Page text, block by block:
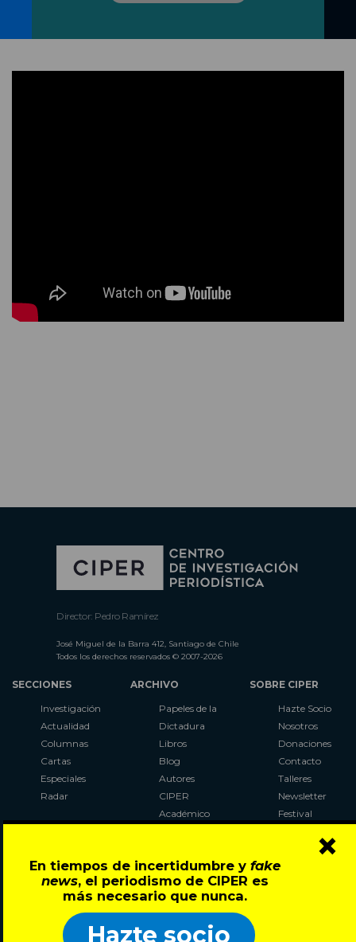
En tiempos de incertidumbre y fake
news, el periodismo de CIPER es
más necesario que nunca.
Hazte socio
×
Director: Pedro Ramírez
José Miguel de la Barra 412, Santiago de Chile
Todos los derechos reservados © 2007-2026
SECCIONES
Investigación
Actualidad
Columnas
Cartas
Especiales
Radar
ARCHIVO
Papeles de la
Dictadura
Libros
Blog
Autores
CIPER
Académico
Al Plebiscito
con CIPER
SOBRE CIPER
Hazte Socio
Nosotros
Donaciones
Contacto
Talleres
Newsletter
Festival